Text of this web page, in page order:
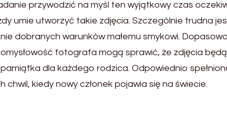
przywodzić na myśl ten wyjątkowy czas
umie utworzyć takie zdjęcia. Szczególnie trudna
dobranych warunków małemu smykowi.
fotografa mogą sprawić, że zdjęcia będą
dla każdego rodzica. Odpowiednio
kiedy nowy członek pojawia się na świecie.